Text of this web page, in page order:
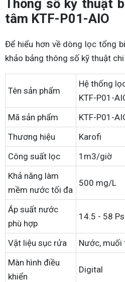
Thông số kỹ thuật
tâm KTF-P01-AIO
Để hiểu hơn về dòng lọc tổng
khảo bảng thông số kỹ thuật
Tên sản phẩm
Hệ thống
KTF-P01-
Mã sản phẩm
KTF-P01-
Thương hiệu
Karofi
Công suất lọc
1m3/giờ
Khả năng làm
mềm nước tối đa
500 mg/L
Áp suất nước
phù hợp
14.5 - 58
Vật liệu sục rửa
Nước, muối
Màn hình điều
khiển
Digital